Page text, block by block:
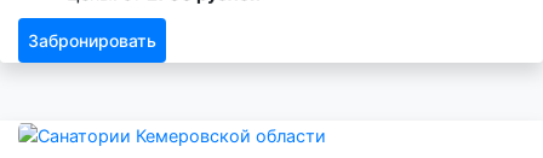
Забронировать